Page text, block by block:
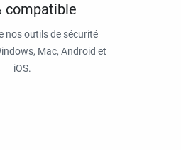
compatible
nos outils de sécurité
Mac, Android et
iOS.